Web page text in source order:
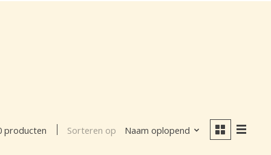
producten Sorteren op Naam oplopend